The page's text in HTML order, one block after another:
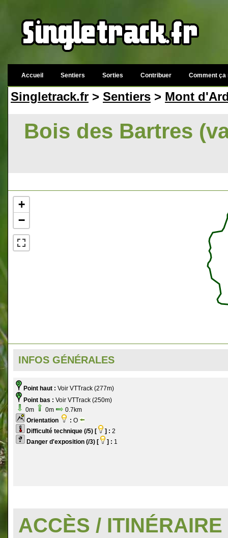
Accueil Sentiers Sorties Contribuer Comment ça
Singletrack.fr > Sentiers > Mont
Bois des Bartres
+
−
INFOS GÉNÉRALES
Point haut : Voir VTTrack (277m)
Point bas : Voir VTTrack (250m)
0m
0m
0.7km
Orientation
: O
Difficulté technique (/5) [
] : 2
Danger d'exposition (/3) [
] : 1
ACCÈS / ITINÉRAIRE